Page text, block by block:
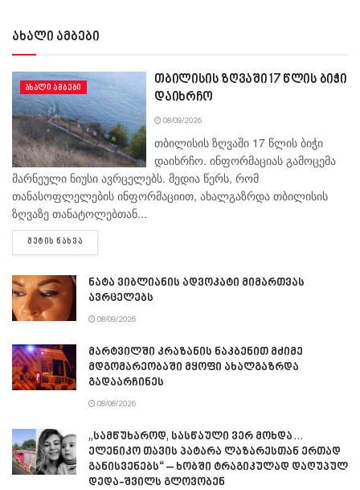
ახალი ამბები
ᲐᲮᲐᲚᲘ ᲐᲛᲑᲔᲑᲘ
თბილისის ზღვაში 17 წლის ბიჭი
დაიხრჩო
08/09/2026
თბილისის ზღვაში 17 წლის ბიჭი
დაიხრჩო. ინფორმაციას გამოცემა
მარნეული ნიუსი ავრცელებს. მედია წერს, რომ
თანასოფლელების ინფორმაციით, ახალგაზრდა თბილისის
ზღვაზე თანატოლებთან...
ᲛᲔᲢᲘᲡ ᲜᲐᲮᲕᲐ
ნატა ვიბლიანის ადვოკატი მიმართვას
ავრცელებს
08/09/2026
მარტვილში კრაზანის ნაკბენით მძიმე
მდგომარეობაში მყოფი ახალგაზრდა
გადაარჩინეს
08/08/2026
„სამწუხაროდ, სასწაული ვერ მოხდა…
ელენიკო თავის პატარა ლაზარესთან ერთად
განისვენებს“ – ხობში ტრაგიკულად დაღუპულ
დედა-შვილს გლოვობენ